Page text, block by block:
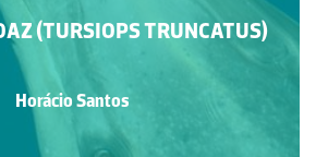
(TURSIOPS TRUNCATUS)
Horácio Santos